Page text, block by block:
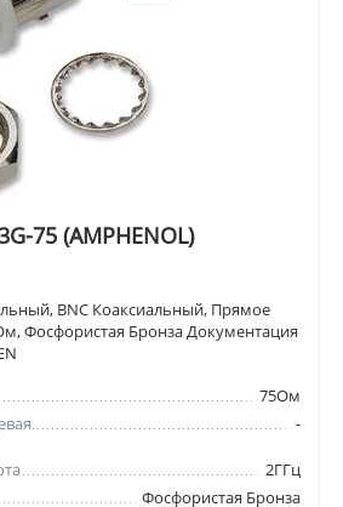
75 (AMPHENOL)
BNC Коаксиальный, Прямое
Фосфористая Бронза Документация
75Ом
-
2ГГц
Фосфористая Бронза